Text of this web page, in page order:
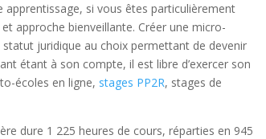
si vous êtes particulièrement
approche bienveillante. Créer une micro-
juridique au choix permettant de devenir
étant à son compte, il est libre d’exercer son
écoles en ligne, stages PP2R, stages de
dure 1 225 heures de cours, réparties en 945